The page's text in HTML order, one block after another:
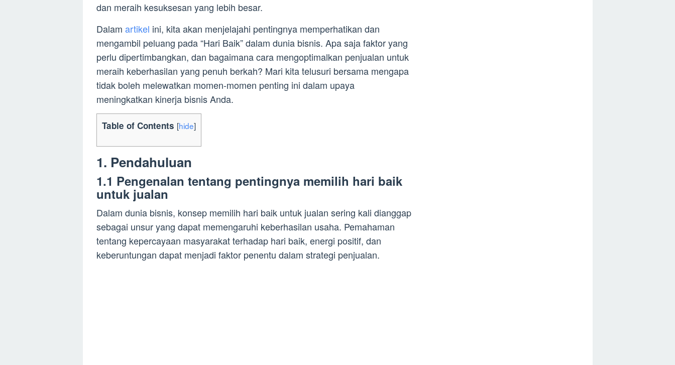
dan meraih kesuksesan yang lebih besar.
Dalam artikel ini, kita akan menjelajahi pentingnya memperhatikan dan
mengambil peluang pada “Hari Baik” dalam dunia bisnis. Apa saja faktor yang
perlu dipertimbangkan, dan bagaimana cara mengoptimalkan penjualan untuk
meraih keberhasilan yang penuh berkah? Mari kita telusuri bersama mengapa
tidak boleh melewatkan momen-momen penting ini dalam upaya
meningkatkan kinerja bisnis Anda.
Table of Contents [hide]
1. Pendahuluan
1.1 Pengenalan tentang pentingnya memilih hari baik
untuk jualan
Dalam dunia bisnis, konsep memilih hari baik untuk jualan sering kali dianggap
sebagai unsur yang dapat memengaruhi keberhasilan usaha. Pemahaman
tentang kepercayaan masyarakat terhadap hari baik, energi positif, dan
keberuntungan dapat menjadi faktor penentu dalam strategi penjualan.